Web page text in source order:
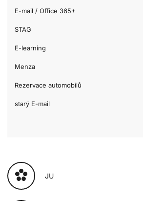
E-mail / Office 365+
STAG
E-learning
Menza
Rezervace automobilů
starý E-mail
JU